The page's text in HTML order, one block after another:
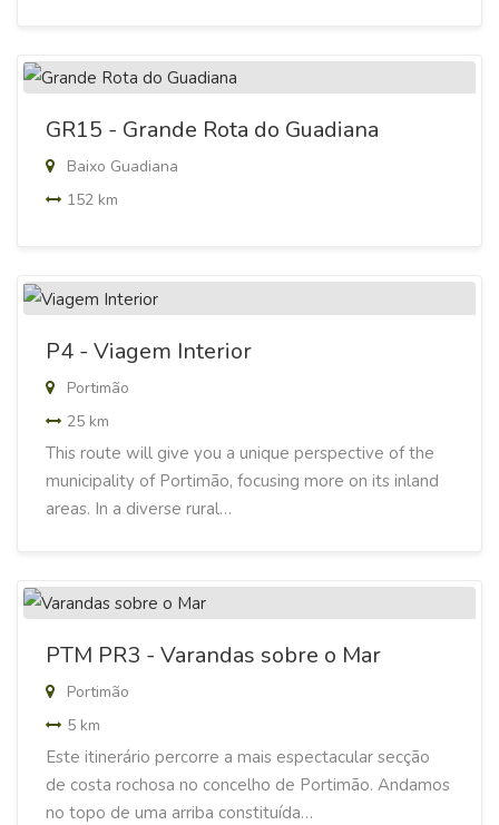
GR15 - Grande Rota do Guadiana
Baixo Guadiana
152 km
P4 - Viagem Interior
Portimão
25 km
This route will give you a unique perspective of the
municipality of Portimão, focusing more on its inland
areas. In a diverse rural…
PTM PR3 - Varandas sobre o Mar
Portimão
5 km
Este itinerário percorre a mais espectacular secção
de costa rochosa no concelho de Portimão. Andamos
no topo de uma arriba constituída…